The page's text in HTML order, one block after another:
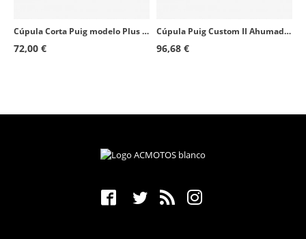
Cúpula Corta Puig modelo Plus para Faro Redondo color Ahumado 4620H
72,00 €
Cúpula Puig Custom II Ahumado 0336H para motos de faro redondo
96,68 €